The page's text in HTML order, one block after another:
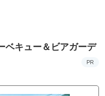
ベキュー＆ビアガーデ
PR